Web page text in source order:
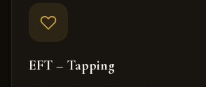
EFT – Tapping